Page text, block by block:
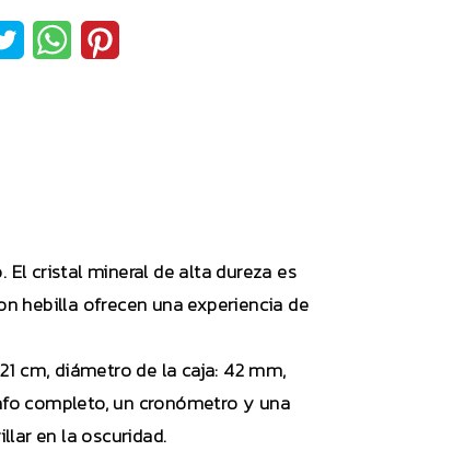
cristal mineral de alta dureza es
hebilla ofrecen una experiencia de
cm, diámetro de la caja: 42 mm,
completo, un cronómetro y una
en la oscuridad.